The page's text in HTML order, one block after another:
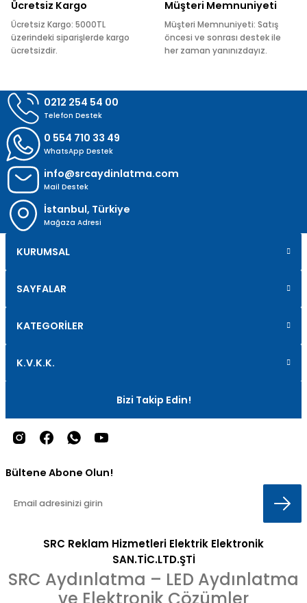
Ücretsiz Kargo
Ücretsiz Kargo: 5000TL
üzerindeki siparişlerde kargo
ücretsizdir.
Müşteri Memnuniyeti
Müşteri Memnuniyeti: Satış
öncesi ve sonrası destek ile
her zaman yanınızdayız.
0212 254 54 00
Telefon Destek
0 554 710 33 49
WhatsApp Destek
info@srcaydinlatma.com
Mail Destek
İstanbul, Türkiye
Mağaza Adresi
KURUMSAL
SAYFALAR
KATEGORİLER
K.V.K.K.
Bizi Takip Edin!
Bültene Abone Olun!
SRC Reklam Hizmetleri Elektrik Elektronik
SAN.TİC.LTD.ŞTİ
SRC Aydınlatma – LED Aydınlatma